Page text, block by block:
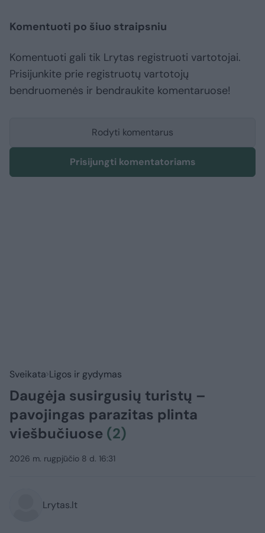
Komentuoti po šiuo straipsniu
Komentuoti gali tik Lrytas registruoti vartotojai.
Prisijunkite prie registruotų vartotojų
bendruomenės ir bendraukite komentaruose!
Rodyti komentarus
Prisijungti komentatoriams
Sveikata Ligos ir gydymas
Daugėja susirgusių turistų –
pavojingas parazitas plinta
viešbučiuose (2)
2026 m. rugpjūčio 8 d. 16:31
Lrytas.lt